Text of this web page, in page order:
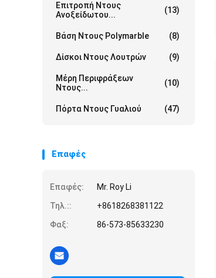
Επιτροπή Ντους
Ανοξείδωτου...
(13)
Βάση Ντους Polymarble (8)
Δίσκοι Ντους Λουτρών (9)
Μέρη Περιφράξεων
Ντους...
(10)
Πόρτα Ντους Γυαλιού (47)
Επαφές
Επαφές:
Mr. Roy Li
Τηλ.::
+8618268381122
Φαξ:
86-573-85633230